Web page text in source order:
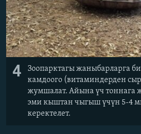
4
Зоопарктагы жаныбарларга
камдоого (витаминдерден
жумшалат. Айына үч тоннага
эми кыштан чыгыш үчүн 5-4
керектелет.